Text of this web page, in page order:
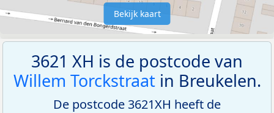
Bekijk kaart
3621 XH is de postcode van
Willem Torckstraatin Breukelen.
De postcode 3621XH heeft de